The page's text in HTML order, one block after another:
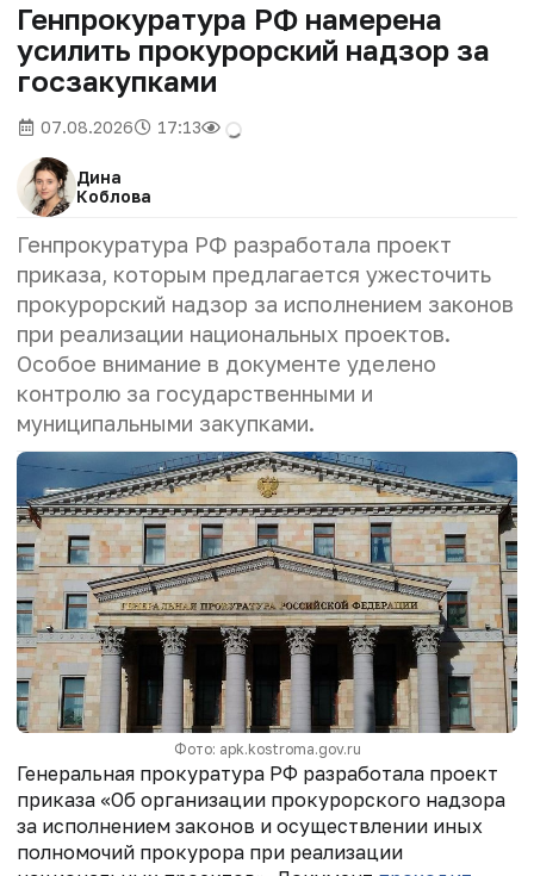
Генпрокуратура РФ намерена
усилить прокурорский надзор за
госзакупками
07.08.2026 17:13
Дина
Коблова
Генпрокуратура РФ разработала проект
приказа, которым предлагается ужесточить
прокурорский надзор за исполнением законов
при реализации национальных проектов.
Особое внимание в документе уделено
контролю за государственными и
муниципальными закупками.
Фото: apk.kostroma.gov.ru
Генеральная прокуратура РФ разработала проект
приказа «Об организации прокурорского надзора
за исполнением законов и осуществлении иных
полномочий прокурора при реализации